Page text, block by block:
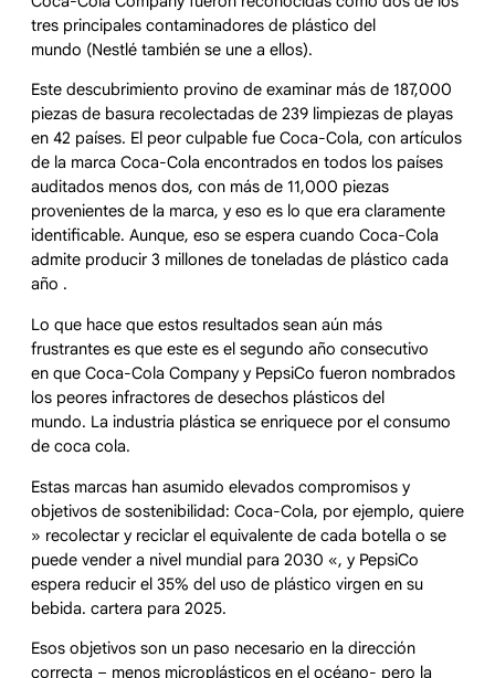
tres principales contaminadores de plástico del
mundo (Nestlé también se une a ellos).
Este descubrimiento provino de examinar más de 187,000
piezas de basura recolectadas de 239 limpiezas de playas
en 42 países. El peor culpable fue Coca-Cola, con artículos
de la marca Coca-Cola encontrados en todos los países
auditados menos dos, con más de 11,000 piezas
provenientes de la marca, y eso es lo que era claramente
identificable. Aunque, eso se espera cuando Coca-Cola
admite producir 3 millones de toneladas de plástico cada
año .
Lo que hace que estos resultados sean aún más
frustrantes es que este es el segundo año consecutivo
en que Coca-Cola Company y PepsiCo fueron nombrados
los peores infractores de desechos plásticos del
mundo. La industria plástica se enriquece por el consumo
de coca cola.
Estas marcas han asumido elevados compromisos y
objetivos de sostenibilidad: Coca-Cola, por ejemplo, quiere
» recolectar y reciclar el equivalente de cada botella o se
puede vender a nivel mundial para 2030 «, y PepsiCo
espera reducir el 35% del uso de plástico virgen en su
bebida. cartera para 2025.
Esos objetivos son un paso necesario en la dirección
correcta – menos microplásticos en el océano- pero la